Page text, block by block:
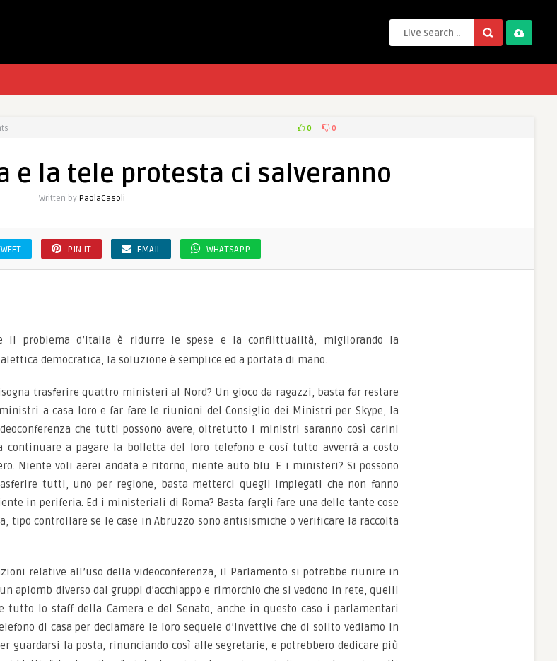
0 0
e la tele protesta ci salveranno
Written by PaolaCasoli
PIN IT EMAIL WHATSAPP
il problema d’Italia è ridurre le spese e la conflittualità, migliorando la
democratica, la soluzione è semplice ed a portata di mano.
trasferire quattro ministeri al Nord? Un gioco da ragazzi, basta far restare
a casa loro e far fare le riunioni del Consiglio dei Ministri per Skype, la
che tutti possono avere, oltretutto i ministri saranno così carini
continuare a pagare la bolletta del loro telefono e così tutto avverrà a costo
Niente voli aerei andata e ritorno, niente auto blu. E i ministeri? Si possono
tutti, uno per regione, basta metterci quegli impiegati che non fanno
in periferia. Ed i ministeriali di Roma? Basta fargli fare una delle tante cose
tipo controllare se le case in Abruzzo sono antisismiche o verificare la raccolta
relative all’uso della videoconferenza, il Parlamento si potrebbe riunire in
aplomb diverso dai gruppi d’acchiappo e rimorchio che si vedono in rete, quelli
lo staff della Camera e del Senato, anche in questo caso i parlamentari
di casa per declamare le loro sequele d’invettive che di solito vediamo in
guardarsi la posta, rinunciando così alle segretarie, e potrebbero dedicare più